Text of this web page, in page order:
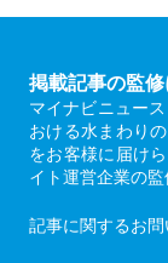
掲載記事の監
マイナビニュー
おける水まわり
をお客様に届け
イト運営企業の監
記事に関するお